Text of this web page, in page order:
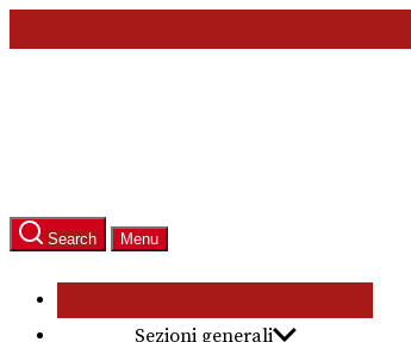
to
Search Menu
Sezioni generali